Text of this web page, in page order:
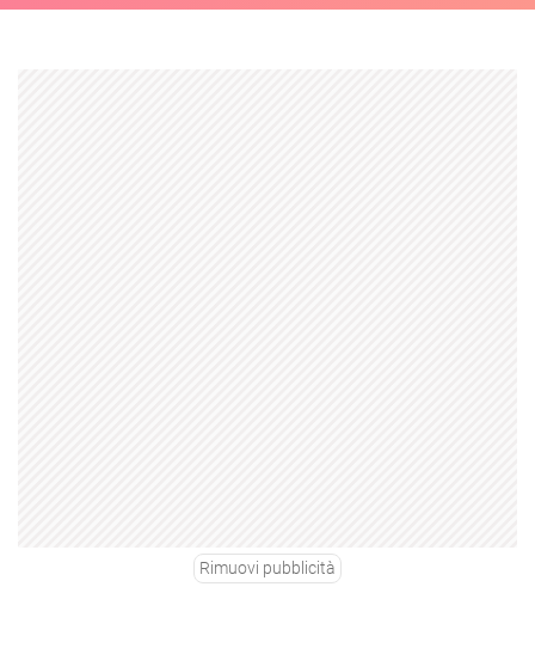
Rimuovi pubblicità